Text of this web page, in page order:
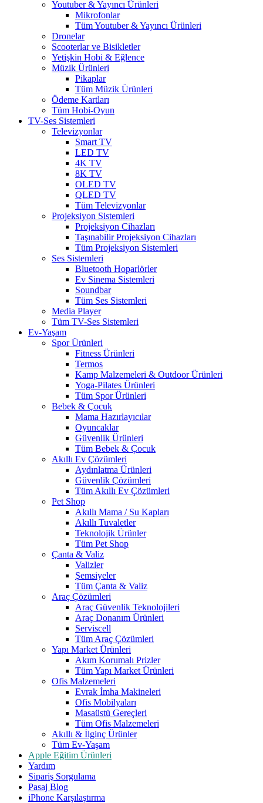
Youtuber & Yayıncı Ürünleri
Mikrofonlar
Tüm Youtuber & Yayıncı Ürünleri
Dronelar
Scooterlar ve Bisikletler
Yetişkin Hobi & Eğlence
Müzik Ürünleri
Pikaplar
Tüm Müzik Ürünleri
Ödeme Kartları
Tüm Hobi-Oyun
TV-Ses Sistemleri
Televizyonlar
Smart TV
LED TV
4K TV
8K TV
OLED TV
QLED TV
Tüm Televizyonlar
Projeksiyon Sistemleri
Projeksiyon Cihazları
Taşınabilir Projeksiyon Cihazları
Tüm Projeksiyon Sistemleri
Ses Sistemleri
Bluetooth Hoparlörler
Ev Sinema Sistemleri
Soundbar
Tüm Ses Sistemleri
Media Player
Tüm TV-Ses Sistemleri
Ev-Yaşam
Spor Ürünleri
Fitness Ürünleri
Termos
Kamp Malzemeleri & Outdoor Ürünleri
Yoga-Pilates Ürünleri
Tüm Spor Ürünleri
Bebek & Çocuk
Mama Hazırlayıcılar
Oyuncaklar
Güvenlik Ürünleri
Tüm Bebek & Çocuk
Akıllı Ev Çözümleri
Aydınlatma Ürünleri
Güvenlik Çözümleri
Tüm Akıllı Ev Çözümleri
Pet Shop
Akıllı Mama / Su Kapları
Akıllı Tuvaletler
Teknolojik Ürünler
Tüm Pet Shop
Çanta & Valiz
Valizler
Şemsiyeler
Tüm Çanta & Valiz
Araç Çözümleri
Araç Güvenlik Teknolojileri
Araç Donanım Ürünleri
Serviscell
Tüm Araç Çözümleri
Yapı Market Ürünleri
Akım Korumalı Prizler
Tüm Yapı Market Ürünleri
Ofis Malzemeleri
Evrak İmha Makineleri
Ofis Mobilyaları
Masaüstü Gereçleri
Tüm Ofis Malzemeleri
Akıllı & İlginç Ürünler
Tüm Ev-Yaşam
Apple Eğitim Ürünleri
Yardım
Sipariş Sorgulama
Pasaj Blog
iPhone Karşılaştırma